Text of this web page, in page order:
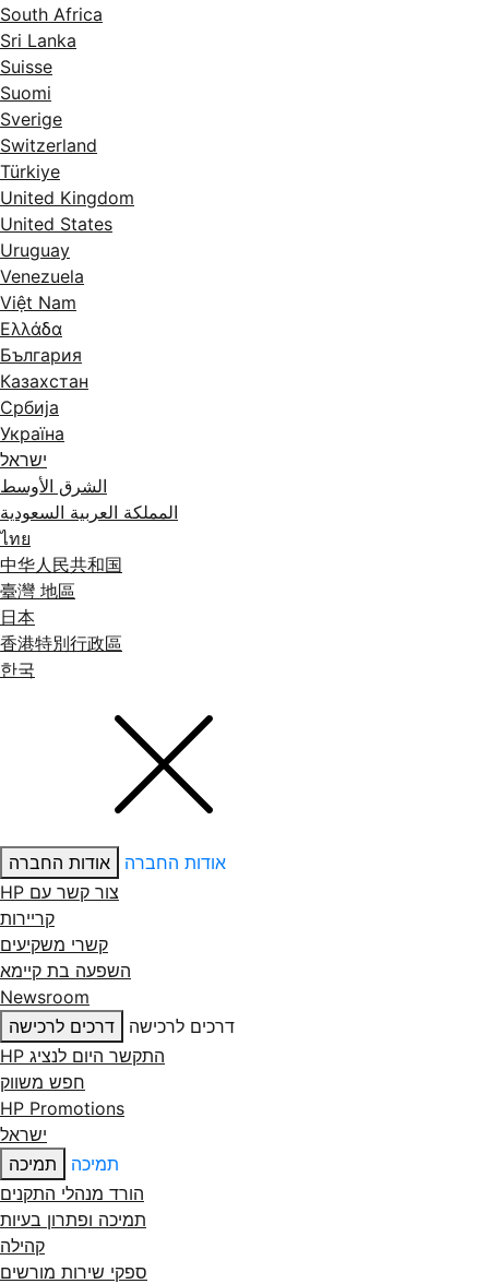
South Africa
Sri Lanka
Suisse
Suomi
Sverige
Switzerland
Türkiye
United Kingdom
United States
Uruguay
Venezuela
Việt Nam
Ελλάδα
България
Казахстан
Србија
Україна
ישראל
الشرق الأوسط
المملكة العربية السعودية
ไทย
中华人民共和国
臺灣 地區
日本
香港特別行政區
한국
אודות החברה
אודות החברה
צור קשר עם ‏HP
קריירות
קשרי משקיעים
השפעה בת קיימא
Newsroom
דרכים לרכישה
דרכים לרכישה
התקשר היום לנציג HP
חפש משווק
HP Promotions
ישראל
תמיכה
תמיכה
הורד מנהלי התקנים
תמיכה ופתרון בעיות
קהילה
ספקי שירות מורשים